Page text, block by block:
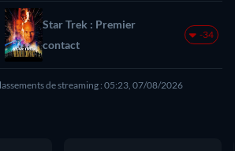
Star Trek : Premier
contact
-34
de streaming : 05:23, 07/08/2026